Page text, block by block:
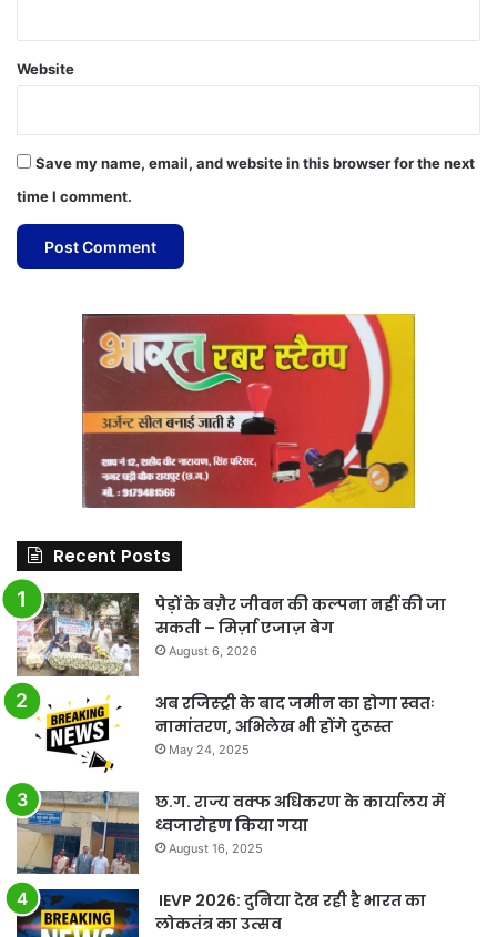
Website
Save my name, email, and website in this browser for the next
time I comment.
Recent Posts
पेड़ों के बग़ैर जीवन की कल्पना नहीं की जा
सकती – मिर्ज़ा एजाज़ बेग
August 6, 2026
अब रजिस्ट्री के बाद जमीन का होगा स्वतः
नामांतरण, अभिलेख भी होंगे दुरूस्त
May 24, 2025
छ.ग. राज्य वक्फ अधिकरण के कार्यालय में
ध्वजारोहण किया गया
August 16, 2025
IEVP 2026: दुनिया देख रही है भारत का
लोकतंत्र का उत्सव